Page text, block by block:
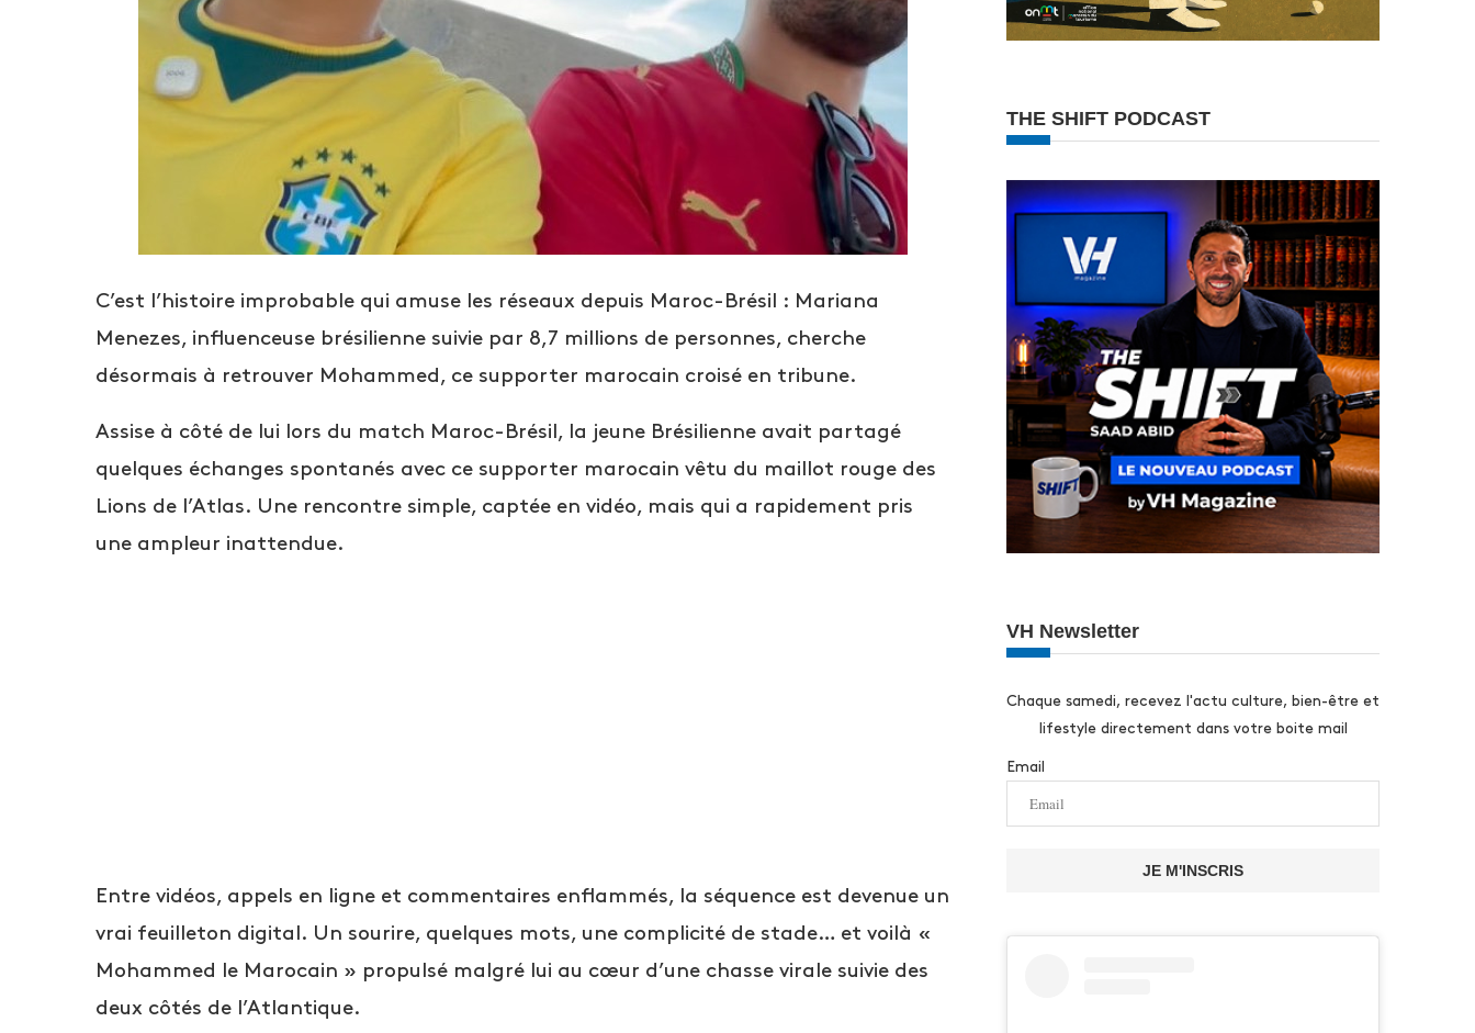
C’est l’histoire improbable qui amuse les réseaux depuis Maroc-Brésil : Mariana
Menezes, influenceuse brésilienne suivie par 8,7 millions de personnes, cherche
désormais à retrouver Mohammed, ce supporter marocain croisé en tribune.
Assise à côté de lui lors du match Maroc-Brésil, la jeune Brésilienne avait partagé
quelques échanges spontanés avec ce supporter marocain vêtu du maillot rouge des
Lions de l’Atlas. Une rencontre simple, captée en vidéo, mais qui a rapidement pris
une ampleur inattendue.
Entre vidéos, appels en ligne et commentaires enflammés, la séquence est devenue un
vrai feuilleton digital. Un sourire, quelques mots, une complicité de stade… et voilà «
Mohammed le Marocain » propulsé malgré lui au cœur d’une chasse virale suivie des
deux côtés de l’Atlantique.
THE SHIFT PODCAST
VH Newsletter
Chaque samedi, recevez l'actu culture, bien-être et
lifestyle directement dans votre boite mail
Email
JE M'INSCRIS